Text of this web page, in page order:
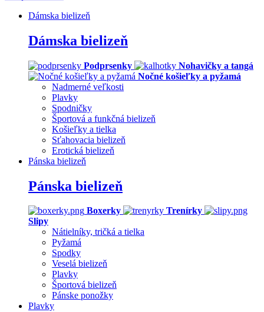
Dámska bielizeň
Dámska bielizeň
Podprsenky
Nohavičky a tangá
Nočné košieľky a pyžamá
Nadmerné veľkosti
Plavky
Spodničky
Športová a funkčná bielizeň
Košieľky a tielka
Sťahovacia bielizeň
Erotická bielizeň
Pánska bielizeň
Pánska bielizeň
Boxerky
Trenírky
Slipy
Nátielníky, tričká a tielka
Pyžamá
Spodky
Veselá bielizeň
Plavky
Športová bielizeň
Pánske ponožky
Plavky